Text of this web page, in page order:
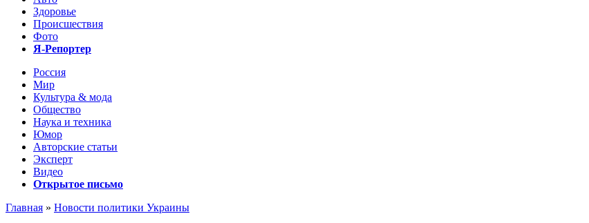
Здоровье
Происшествия
Фото
Я-Репортер
Россия
Мир
Культура & мода
Общество
Наука и техника
Юмор
Авторские статьи
Эксперт
Видео
Открытое письмо
Главная » Новости политики Украины